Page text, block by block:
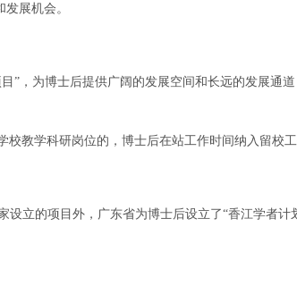
展机会。
”，为博士后提供广阔的发展空间和长远的发展
教学科研岗位的，博士后在站工作时间纳入留校工
立的项目外，广东省为博士后设立了“香江学者